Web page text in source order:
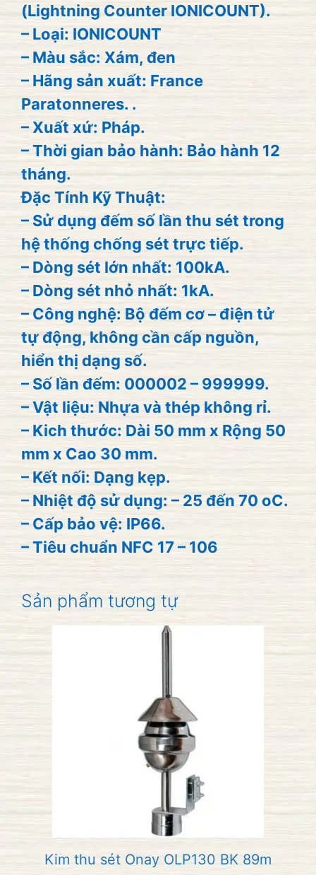
(Lightning Counter IONICOUNT).
– Loại: IONICOUNT
– Màu sắc: Xám, đen
– Hãng sản xuất: France
Paratonneres. .
– Xuất xứ: Pháp.
– Thời gian bảo hành: Bảo hành 12
tháng.
Đặc Tính Kỹ Thuật:
– Sử dụng đếm số lần thu sét trong
hệ thống chống sét trực tiếp.
– Dòng sét lớn nhất: 100kA.
– Dòng sét nhỏ nhất: 1kA.
– Công nghệ: Bộ đếm cơ – điện tử
tự động, không cần cấp nguồn,
hiển thị dạng số.
– Số lần đếm: 000002 – 999999.
– Vật liệu: Nhựa và thép không rỉ.
– Kich thước: Dài 50 mm x Rộng 50
mm x Cao 30 mm.
– Kết nối: Dạng kẹp.
– Nhiệt độ sử dụng: – 25 đến 70 oC.
– Cấp bảo vệ: IP66.
– Tiêu chuẩn NFC 17 – 106
Sản phẩm tương tự
Kim thu sét Onay OLP130 BK 89m